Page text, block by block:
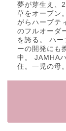
夢が芽生え、
草をオープン
がらハーブテ
のフルオーダ
を誇る。 ハー
ーの開発にも
中。 JAMHA
住。一児の母。